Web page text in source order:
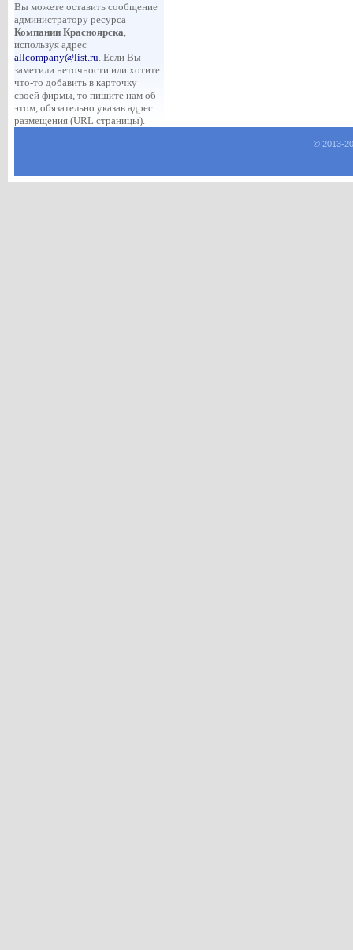
Вы можете оставить сообщение
администратору ресурса
Компании Красноярска,
используя адрес
allcompany@list.ru. Если Вы
заметили неточности или хотите
что-то добавить в карточку
своей фирмы, то пишите нам об
этом, обязательно указав адрес
размещения (URL страницы).
© 2013-